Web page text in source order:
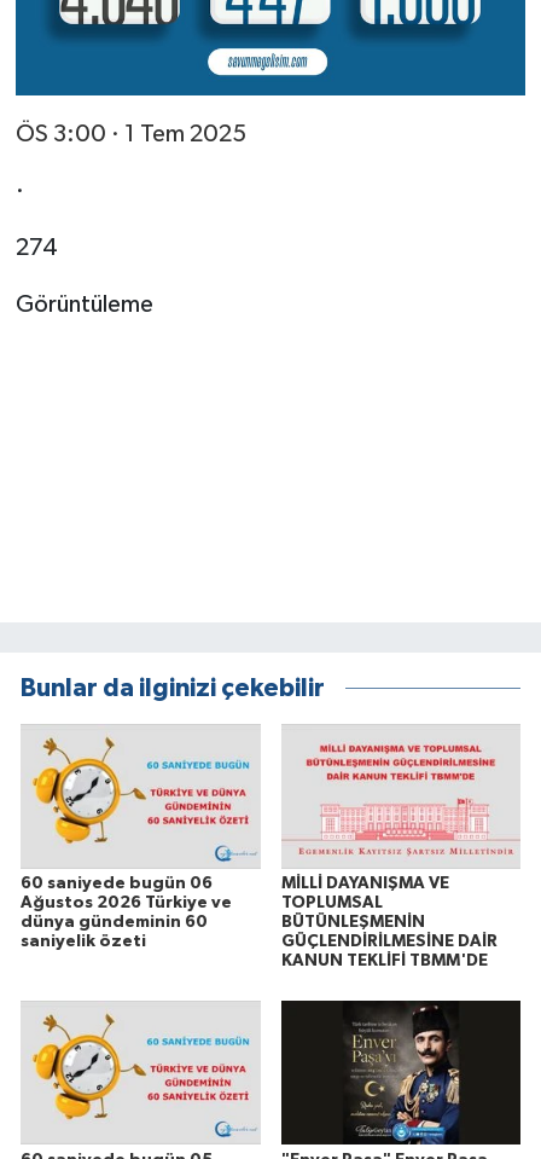
ÖS 3:00 · 1 Tem 2025
·
274
Görüntüleme
Bunlar da ilginizi çekebilir
60 saniyede bugün 06
Ağustos 2026 Türkiye ve
dünya gündeminin 60
saniyelik özeti
MİLLİ DAYANIŞMA VE
TOPLUMSAL
BÜTÜNLEŞMENİN
GÜÇLENDİRİLMESİNE DAİR
KANUN TEKLİFİ TBMM'DE